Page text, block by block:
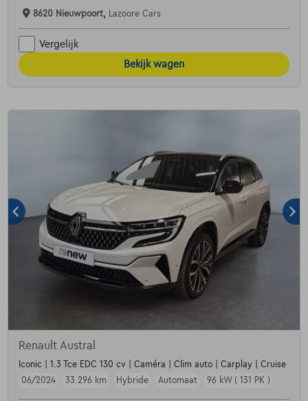
8620 Nieuwpoort, Lazoore Cars
Vergelijk
Bekijk wagen
Renault Austral
Iconic | 1.3 Tce EDC 130 cv | Caméra | Clim auto | Carplay | Cruise
06/2024
33.296 km Hybride Automaat 96 kW ( 131 PK )